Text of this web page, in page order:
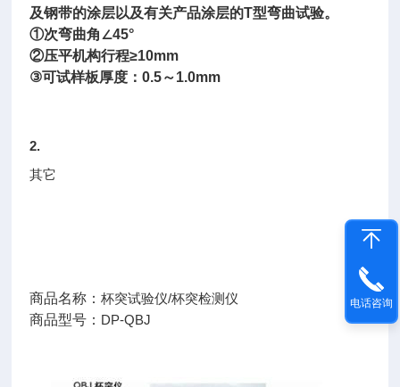
及钢带的涂层以及有关产品涂层的T型弯曲试验。
①次弯曲角∠45°
②压平机构行程≥10mm
③可试样板厚度：0.5～1.0mm
2.
其它
商品名称：杯突试验仪/杯突检测仪
商品型号： DP-QBJ
电话咨询